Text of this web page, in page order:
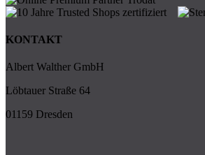
KONTAKT
Albert Walther GmbH
Löbtauer Straße 64
01159 Dresden